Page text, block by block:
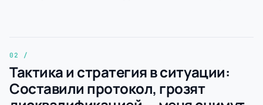
Тактика и стратегия в ситуации:
Составили протокол, грозят